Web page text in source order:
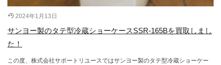
2024年1月13日
サンヨー製のタテ型冷蔵ショーケースSSR-165Bを買取しまし
た！
この度、株式会社サポートリユースではサンヨー製のタテ型冷蔵ショーケー